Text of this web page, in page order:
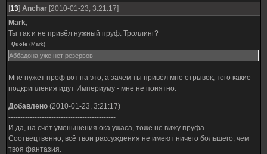
[13] Anchar [2010-01-23, 3:21:17]
Mark,
Ты так и не привёл нужный пруф. Троллинг?
Quote (Mark)
Аббадона уже нет резервов
Мне нужет проф вот на это, а зачем ты привёл мне отрывок, того какие
подкрипления идут Империуму - мне не понятно.
Добавлено (2010-01-23, 3:21:17)
---------------------------------------------
И да, на счёт уменьшения ока ужаса, тоже не вижу пруфа.
Соотвецтвенно, всё твои рассуждения не имеют ничего большего, чем
твоя фантазия.